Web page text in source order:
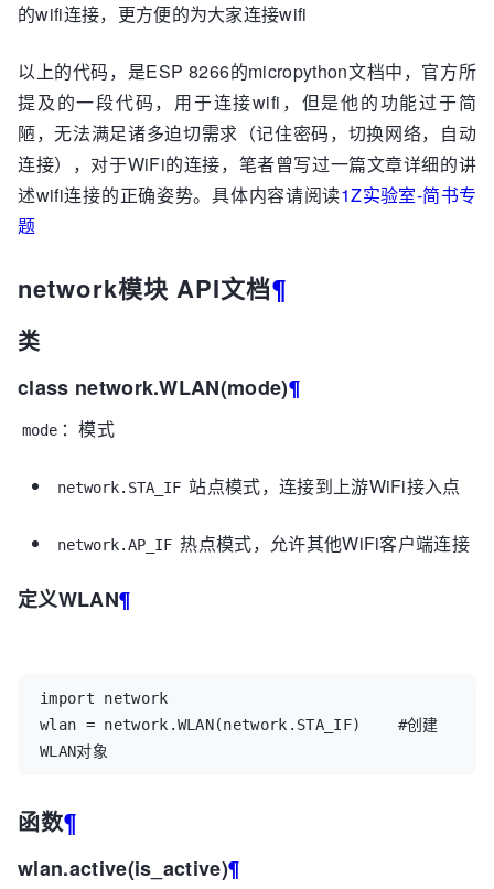
的wifi连接，更方便的为大家连接wifi
以上的代码，是ESP 8266的micropython文档中，官方所
提及的一段代码，用于连接wifi，但是他的功能过于简
陋，无法满足诸多迫切需求（记住密码，切换网络，自动
连接），对于WiFi的连接，笔者曾写过一篇文章详细的讲
述wifi连接的正确姿势。具体内容请阅读1Z实验室-简书专
题
network模块 API文档¶
类
class network.WLAN(mode)¶
mode ：模式
network.STA_IF 站点模式，连接到上游WiFi接入点
network.AP_IF 热点模式，允许其他WiFi客户端连接
定义WLAN¶
import
network
wlan = network .WLAN(network . STA_IF)
#创建
WLAN对象
函数¶
wlan.active(is_active)¶